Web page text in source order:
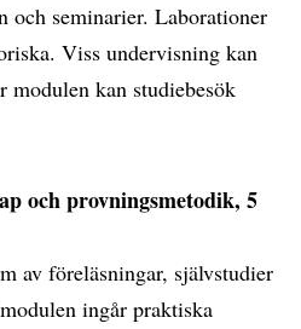
och seminarier. Laborationer
Viss undervisning kan
modulen kan studiebesök
och provningsmetodik, 5
av föreläsningar, självstudier
ingår praktiska